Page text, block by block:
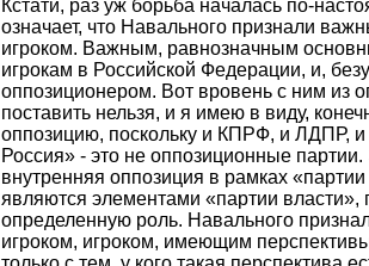
Кстати, раз уж борьба началась по-
означает, что Навального признали
игроком. Важным, равнозначным
игрокам в Российской Федерации, и,
оппозиционером. Вот вровень с ним из
поставить нельзя, и я имею в виду,
оппозицию, поскольку и КПРФ, и ЛДПР,
Россия» - это не оппозиционные
внутренняя оппозиция в рамках
являются элементами «партии власти»,
определенную роль. Навального
игроком, игроком, имеющим